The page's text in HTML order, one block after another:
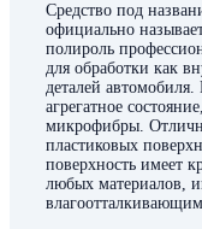
Средство под
официально
полироль
для обработки как
деталей
агрегатное
микрофибры.
пластиковых
поверхность имеет
любых материалов,